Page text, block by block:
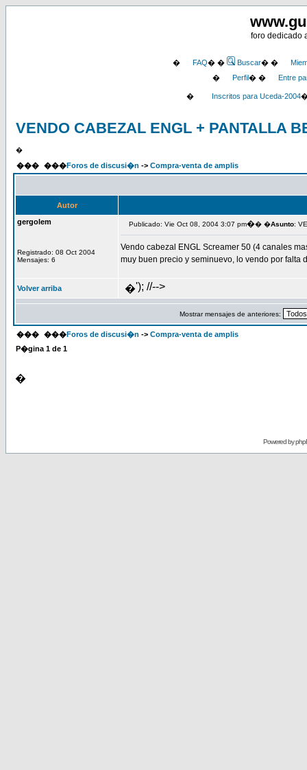
foro dedicado
� FAQ� � Buscar� �
�
Perfil� � Entre
� Inscritos para Uceda-2004
VENDO CABEZAL ENGL + PANTALLA
�
��� ���Foros de discusi�n -> Compra-venta de amplis
Autor
gergolem
Registrado: 08 Oct 2004
Mensajes: 6
Publicado: Vie Oct 08, 2004 3:07 pm�� �Asunto:
Vendo cabezal ENGL Screamer 50 (4 canales
muy buen precio y seminuevo, lo vendo por falta
Volver arriba �'); //-->
Mostrar mensajes de anteriores:
��� ���Foros de discusi�n -> Compra-venta de amplis
P�gina 1 de 1
�
Powered by